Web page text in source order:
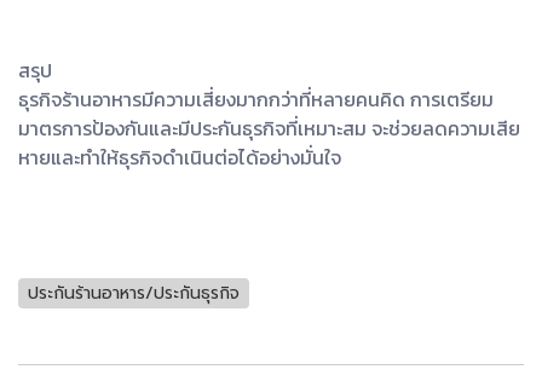
สรุป
ธุรกิจร้านอาหารมีความเสี่ยงมากกว่าที่หลายคนคิด การเตรียม
มาตรการป้องกันและมีประกันธุรกิจที่เหมาะสม จะช่วยลดความเสีย
หายและทำให้ธุรกิจดำเนินต่อได้อย่างมั่นใจ
ประกันร้านอาหาร/ประกันธุรกิจ